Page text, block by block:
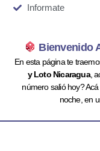
Informate
Bienvenido
En esta página te
y Loto Nicaragua,
número salió hoy?
noche, en